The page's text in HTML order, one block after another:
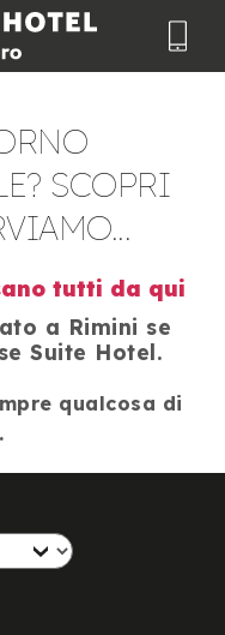
SCOPRI
tutti da qui
a Rimini se
Suite Hotel.
qualcosa di